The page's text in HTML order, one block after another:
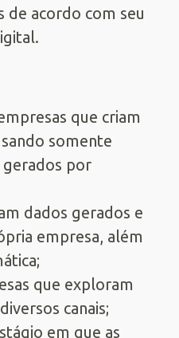
de acordo com seu
que criam
somente
gerados por
dados gerados e
empresa, além
que exploram
canais;
em que as